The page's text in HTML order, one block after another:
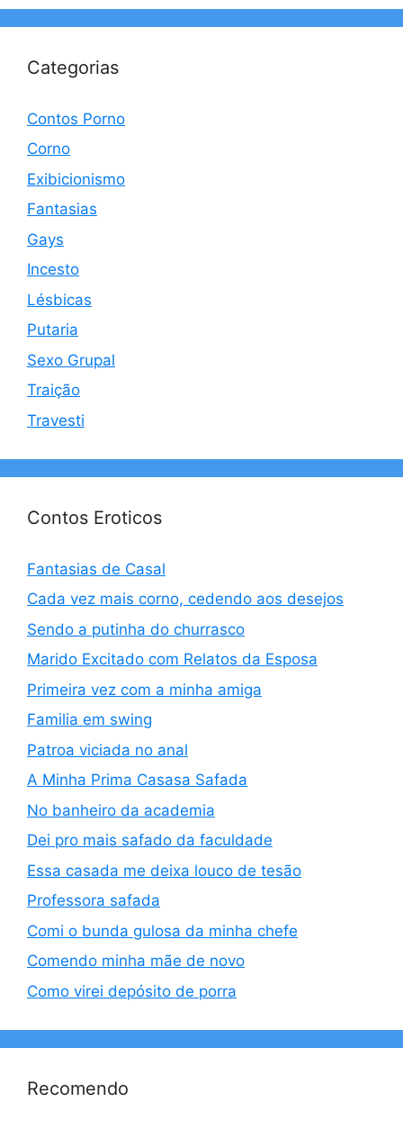
Categorias
Contos Porno
Corno
Exibicionismo
Fantasias
Gays
Incesto
Lésbicas
Putaria
Sexo Grupal
Traição
Travesti
Contos Eroticos
Fantasias de Casal
Cada vez mais corno, cedendo aos desejos
Sendo a putinha do churrasco
Marido Excitado com Relatos da Esposa
Primeira vez com a minha amiga
Familia em swing
Patroa viciada no anal
A Minha Prima Casasa Safada
No banheiro da academia
Dei pro mais safado da faculdade
Essa casada me deixa louco de tesão
Professora safada
Comi o bunda gulosa da minha chefe
Comendo minha mãe de novo
Como virei depósito de porra
Recomendo